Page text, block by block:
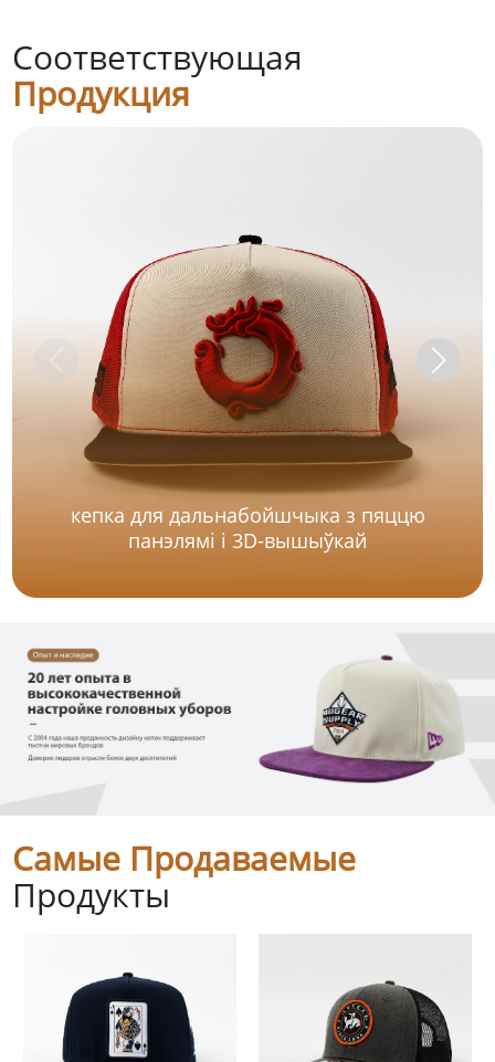
Соответствующая
Продукция
кепка для дальнабойшчыка з пяццю
панэлямі і 3D-вышыўкай
Самые Продаваемые
Продукты